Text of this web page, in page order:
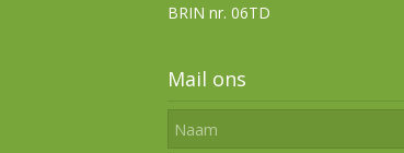
BRIN nr. 06TD
Mail ons